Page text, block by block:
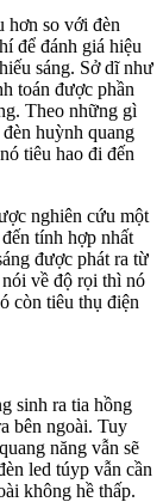
hơn so với đèn
để đánh giá hiệu
sáng. Sở dĩ như
toán được phần
Theo những gì
huỳnh quang
tiêu hao đi đến
nghiên cứu một
tính hợp nhất
được phát ra từ
về độ rọi thì nó
còn tiêu thụ điện
sinh ra tia hồng
bên ngoài. Tuy
năng vẫn sẽ
led túyp vẫn cần
không hề thấp.